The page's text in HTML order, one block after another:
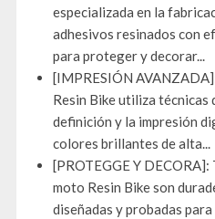
especializada en la
adhesivos resinados con
para proteger y decorar...
[IMPRESIÓN
Resin Bike utiliza técnicas
definición y la impresión
colores brillantes de alta...
[PROTEGGE Y
moto Resin Bike son
diseñadas y probadas